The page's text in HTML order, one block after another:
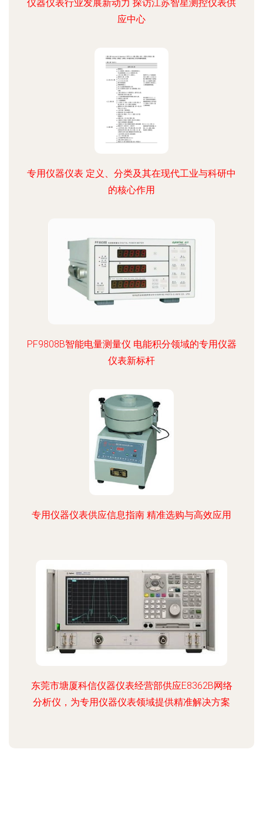
仪器仪表行业发展新动力 探访江苏智星测控仪表供
应中心
专用仪器仪表 定义、分类及其在现代工业与科研中
的核心作用
PF9808B智能电量测量仪 电能积分领域的专用仪器
仪表新标杆
专用仪器仪表供应信息指南 精准选购与高效应用
东莞市塘厦科信仪器仪表经营部供应E8362B网络
分析仪，为专用仪器仪表领域提供精准解决方案